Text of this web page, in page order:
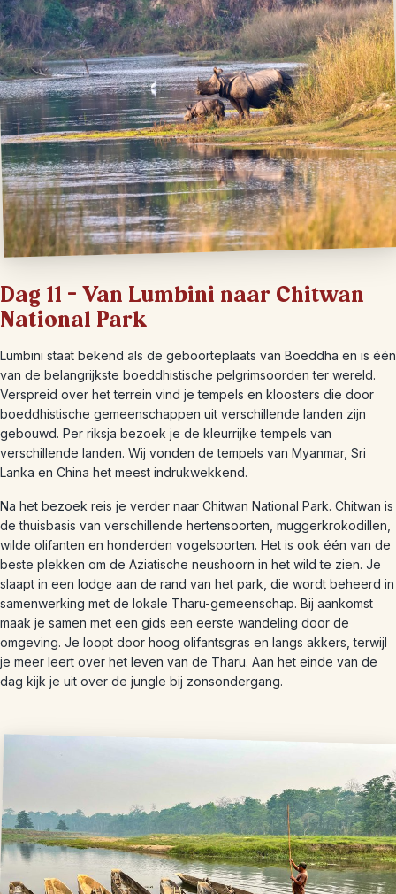
Dag 11 – Van Lumbini naar Chitwan
National Park
Lumbini staat bekend als de geboorteplaats van Boeddha en is één
van de belangrijkste boeddhistische pelgrimsoorden ter wereld.
Verspreid over het terrein vind je tempels en kloosters die door
boeddhistische gemeenschappen uit verschillende landen zijn
gebouwd. Per riksja bezoek je de kleurrijke tempels van
verschillende landen. Wij vonden de tempels van Myanmar, Sri
Lanka en China het meest indrukwekkend.
Na het bezoek reis je verder naar Chitwan National Park. Chitwan is
de thuisbasis van verschillende hertensoorten, muggerkrokodillen,
wilde olifanten en honderden vogelsoorten. Het is ook één van de
beste plekken om de Aziatische neushoorn in het wild te zien. Je
slaapt in een lodge aan de rand van het park, die wordt beheerd in
samenwerking met de lokale Tharu-gemeenschap. Bij aankomst
maak je samen met een gids een eerste wandeling door de
omgeving. Je loopt door hoog olifantsgras en langs akkers, terwijl
je meer leert over het leven van de Tharu. Aan het einde van de
dag kijk je uit over de jungle bij zonsondergang.